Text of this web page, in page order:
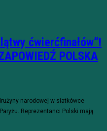
ćwierćfinałów”!
POLSKA
narodowej w siatkówce
Reprezentanci Polski mają